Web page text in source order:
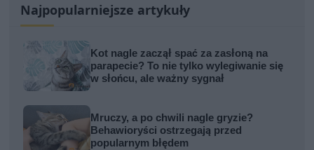
Najpopularniejsze artykuły
Kot nagle zaczął spać za zasłoną na
parapecie? To nie tylko wylegiwanie się
w słońcu, ale ważny sygnał
Mruczy, a po chwili nagle gryzie?
Behawioryści ostrzegają przed
popularnym błędem